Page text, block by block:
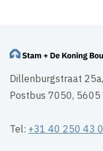
Dillenburgstraat
Postbus 7050, 5605
Tel: +31 40 250 43